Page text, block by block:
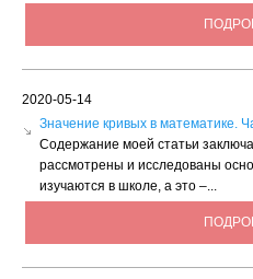
2020-05-14
Значение кривых в математике.
Содержание моей статьи
рассмотрены и исследованы
изучаются в школе, а это –...